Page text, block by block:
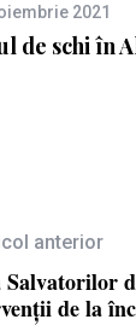
2021
de schi în
anterior
de la